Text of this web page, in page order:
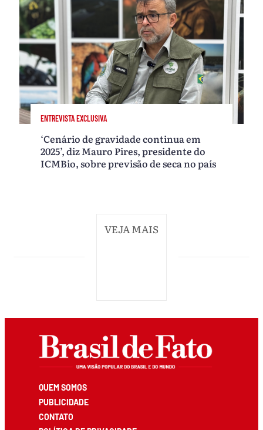
ENTREVISTA EXCLUSIVA
‘Cenário de gravidade continua em
2025’, diz Mauro Pires, presidente do
ICMBio, sobre previsão de seca no país
VEJA MAIS
QUEM SOMOS
PUBLICIDADE
CONTATO